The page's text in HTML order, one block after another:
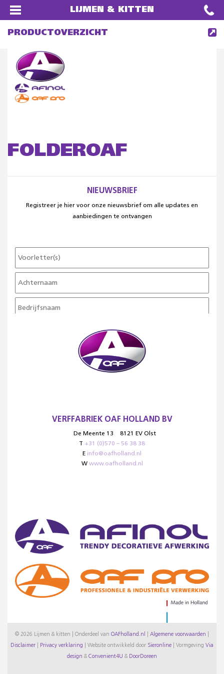
LIJMEN & KITTEN
PRODUCTOVERZICHT
FOLDEROAF
NIEUWSBRIEF
Registreer je hier voor onze nieuwsbrief om alle updates en
aanbiedingen te ontvangen
VERFFABRIEK OAF HOLLAND BV
De Meente 13
8121 EV Olst
T +31 (0)570 – 56 38 38
E info@oafholland.nl
W www.oafholland.nl
© 2026 Lijmen & kitten | Onderdeel van OAFholland.nl Algemene voorwaarden
Disclaimer Privacy verklaring Website ontwikkeld door Sieronline Vormgeving Via
design & Convenient4U & DoorDoreen